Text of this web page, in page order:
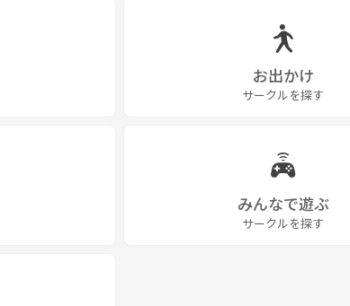
お出かけ
サークルを探す
みんなで遊ぶ
サークルを探す